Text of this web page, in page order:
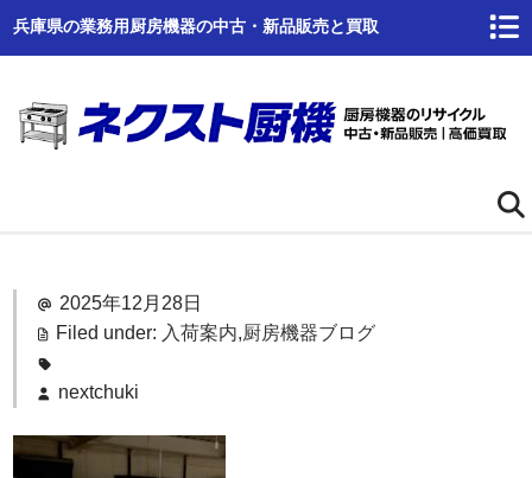
兵庫県の業務用厨房機器の中古・新品販売と買取
ネクスト厨機とは
商品一覧
高価買取
2025年12月28日
Filed under: 入荷案内,厨房機器ブログ
nextchuki